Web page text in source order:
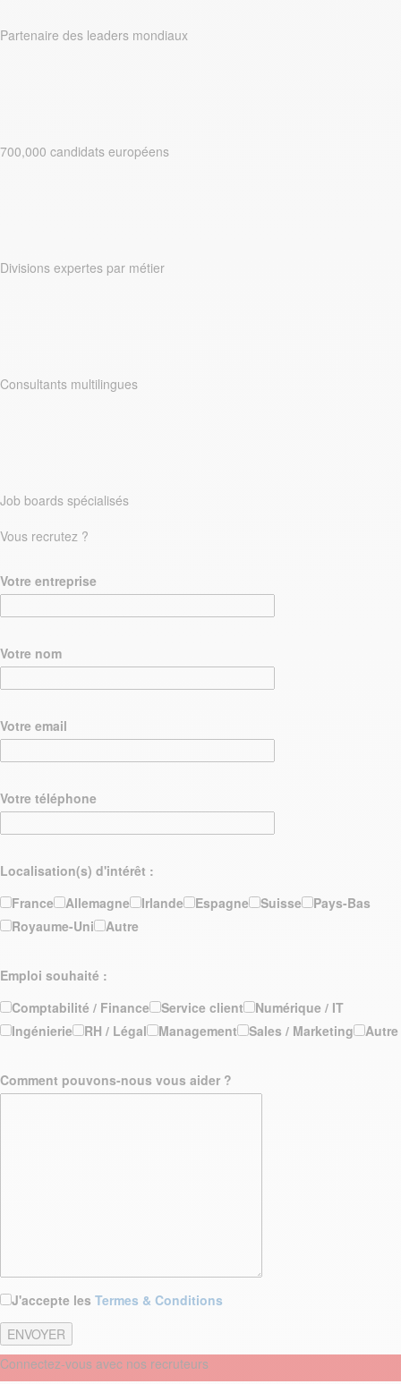
Partenaire des leaders mondiaux
700,000 candidats européens
Divisions expertes par métier
Consultants multilingues
Job boards spécialisés
Vous recrutez ?
Votre entreprise
Votre nom
Votre email
Votre téléphone
Localisation(s) d'intérêt :
France
Allemagne Irlande Espagne Suisse
Pays-Bas
Royaume-Uni
Autre
Emploi souhaité :
Comptabilité / Finance
Service client
Numérique / IT
Ingénierie
RH / Légal Management Sales / Marketing Autre
Comment pouvons-nous vous aider ?
J'accepte les Termes & Conditions
Connectez-vous avec nos recruteurs